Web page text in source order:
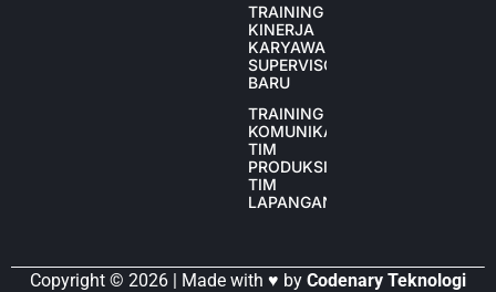
TRAINING
KINERJA
KARYAWAN
SUPERVISOR
BARU
TRAINING
KOMUNIKASI
TIM
PRODUKSI
TIM
LAPANGAN
Copyright © 2026 | Made with ♥ by Codenary Teknologi